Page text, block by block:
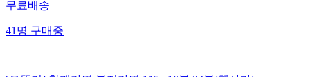
무료배송
41명구매중